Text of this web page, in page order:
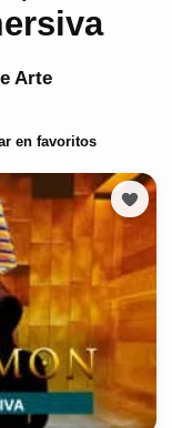
Arte
en favoritos